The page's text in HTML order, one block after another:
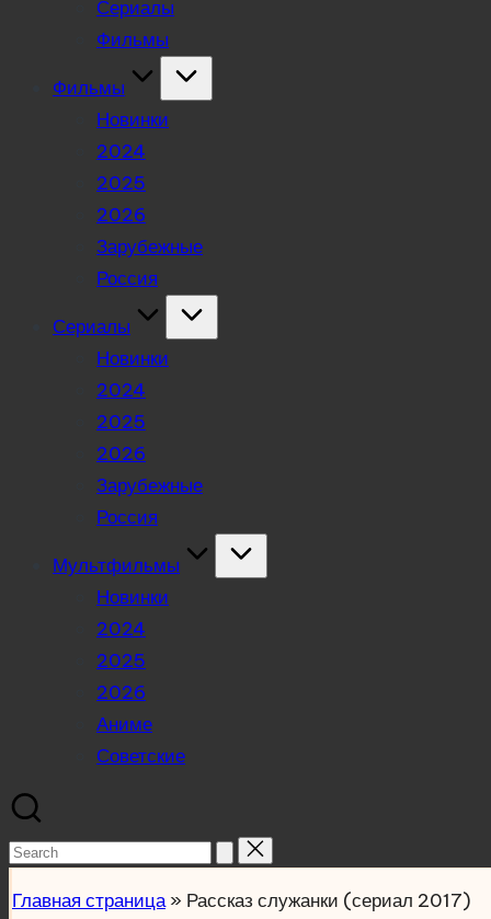
Сериалы
Фильмы
Фильмы
Новинки
2024
2025
2026
Зарубежные
Россия
Сериалы
Новинки
2024
2025
2026
Зарубежные
Россия
Мультфильмы
Новинки
2024
2025
2026
Аниме
Советские
Search
Главная страница» Рассказ служанки (сериал 2017)